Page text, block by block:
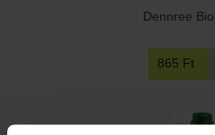
Dennree
865 Ft